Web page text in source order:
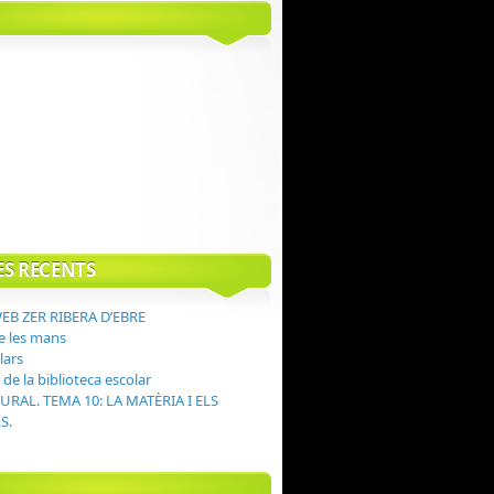
RECENTS
ZER RIBERA D’EBRE
les mans
de la biblioteca escolar
TEMA 10: LA MATÈRIA I ELS